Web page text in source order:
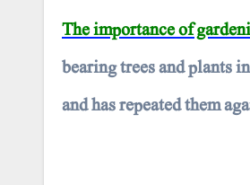
The importance of
bearing trees and plants
and has repeated them